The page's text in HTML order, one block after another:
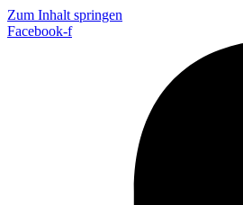
Zum Inhalt springen
Facebook-f